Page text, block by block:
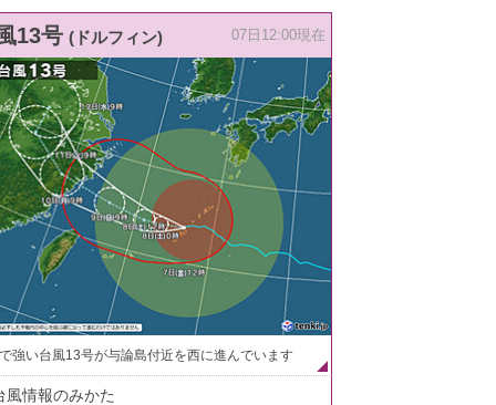
13号 (ドルフィン) 07日12:00現在
強い台風13号が与論島付近を西に進んでいます
風情報のみかた